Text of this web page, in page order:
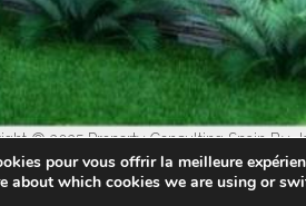
© 2025 Property Consulting Spain By
pour vous offrir la meilleure
about which cookies we are using or